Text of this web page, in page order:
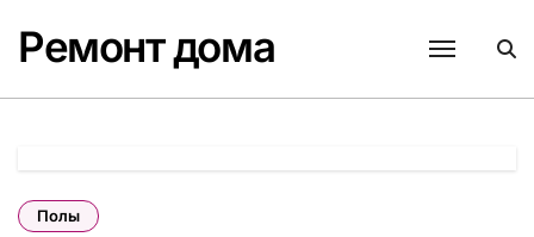
содержанию
Ремонт дома
Полы